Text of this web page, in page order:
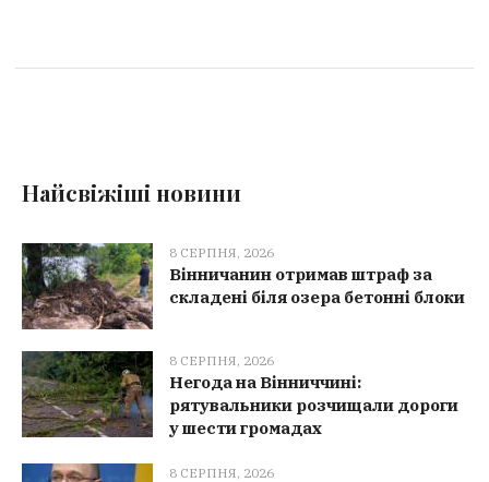
Найсвіжіші новини
8 СЕРПНЯ, 2026
Вінничанин отримав штраф за
складені біля озера бетонні блоки
8 СЕРПНЯ, 2026
Негода на Вінниччині:
рятувальники розчищали дороги
у шести громадах
8 СЕРПНЯ, 2026